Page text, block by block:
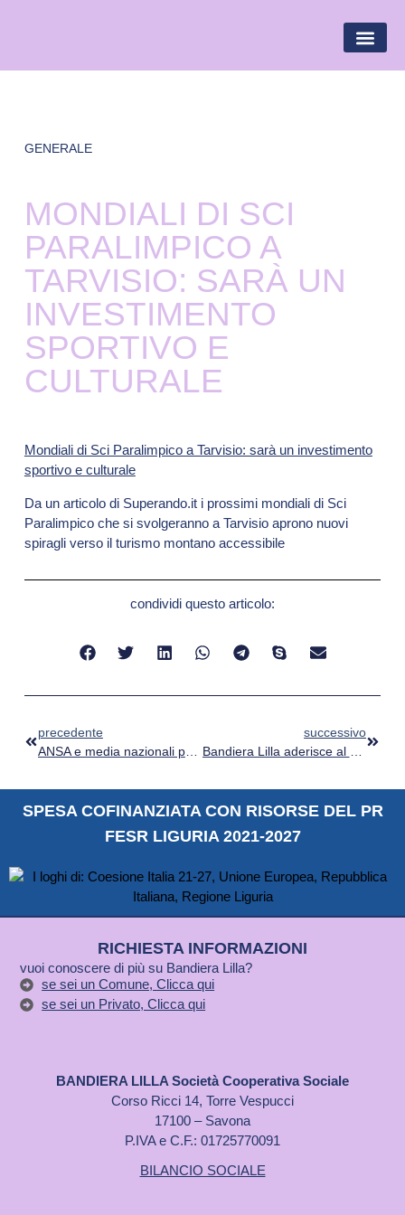
GENERALE
MONDIALI DI SCI
PARALIMPICO A
TARVISIO: SARÀ UN
INVESTIMENTO
SPORTIVO E
CULTURALE
Mondiali di Sci Paralimpico a Tarvisio: sarà un investimento
sportivo e culturale
Da un articolo di Superando.it i prossimi mondiali di Sci
Paralimpico che si svolgeranno a Tarvisio aprono nuovi
spiragli verso il turismo montano accessibile
condividi questo articolo:
precedente
ANSA e media nazionali parlano della nuova edizione della Bandiera Lilla
successivo
SPESA COFINANZIATA CON RISORSE DEL PR
FESR LIGURIA 2021-2027
RICHIESTA INFORMAZIONI
vuoi conoscere di più su Bandiera Lilla?
se sei un Comune, Clicca qui
se sei un Privato, Clicca qui
BANDIERA LILLA Società Cooperativa Sociale
Corso Ricci 14, Torre Vespucci
17100 – Savona
P.IVA e C.F.: 01725770091
BILANCIO SOCIALE